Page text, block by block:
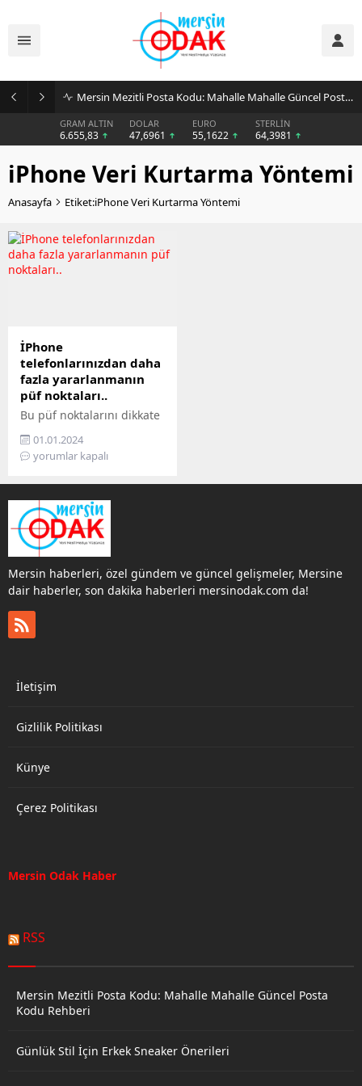
Mersin Mezitli Posta Kodu: Mahalle Mahalle Güncel Posta Kodu Rehberi
GRAM ALTIN
6.655,83
DOLAR
47,6961
EURO
55,1622
STERLİN
64,3981
iPhone Veri Kurtarma Yöntemi
Anasayfa Etiket:iPhone Veri Kurtarma Yöntemi
İPhone
telefonlarınızdan daha
fazla yararlanmanın
püf noktaları..
Bu püf noktalarını dikkate
telefonunuzun
performansını artırabilir
01.01.2024
yorumlar kapalı
Mersin haberleri, özel gündem ve güncel gelişmeler, Mersine
dair haberler, son dakika haberleri mersinodak.com da!
İletişim
Gizlilik Politikası
Künye
Çerez Politikası
Mersin Odak Haber
RSS
Mersin Mezitli Posta Kodu: Mahalle Mahalle Güncel Posta
Kodu Rehberi
Günlük Stil İçin Erkek Sneaker Önerileri